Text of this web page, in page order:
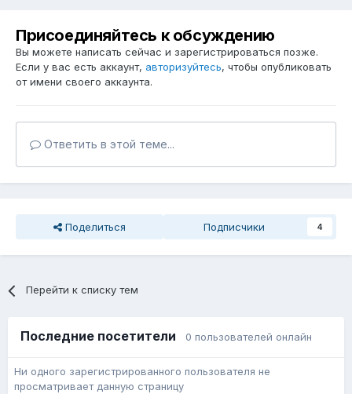
Присоединяйтесь к обсуждению
Вы можете написать сейчас и зарегистрироваться позже.
Если у вас есть аккаунт, авторизуйтесь, чтобы опубликовать
от имени своего аккаунта.
Ответить в этой теме...
Поделиться Подписчики 4
Перейти к списку тем
Последние посетители 0 пользователей онлайн
Ни одного зарегистрированного пользователя не
просматривает данную страницу